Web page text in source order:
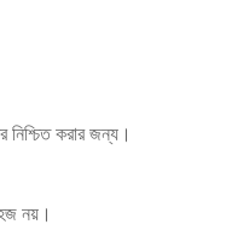
নিশ্চিত করার জন্য।
নয়।